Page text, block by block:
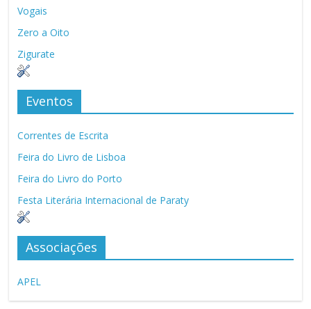
Vogais
Zero a Oito
Zigurate
Eventos
Correntes de Escrita
Feira do Livro de Lisboa
Feira do Livro do Porto
Festa Literária Internacional de Paraty
Associações
APEL